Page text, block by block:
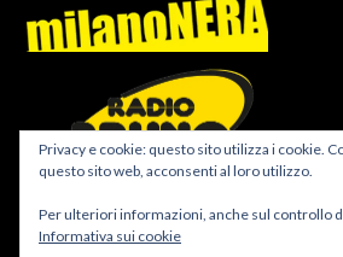
Privacy e cookie: questo sito utilizza i cookie.
questo sito web, acconsenti al loro utilizzo.
Per ulteriori informazioni, anche sul controllo
Informativa sui cookie